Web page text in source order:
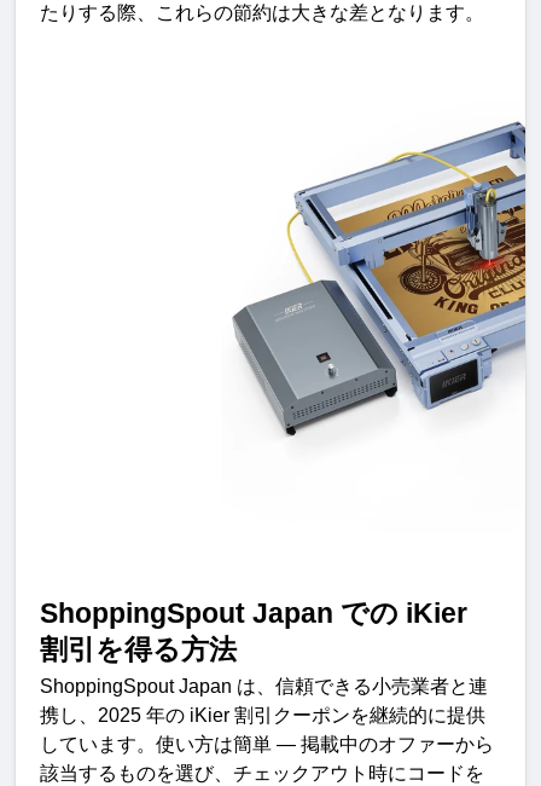
たりする際、これらの節約は大きな差となります。
ShoppingSpout Japan での
割引を得る方法
ShoppingSpout Japan は、信頼できる小売業者と連
携し、 2025 年の iKier 割引クーポンを継続的に提供
しています。使い方は簡単 — 掲載中のオファーから
該当するものを選び、チェックアウト時にコードを